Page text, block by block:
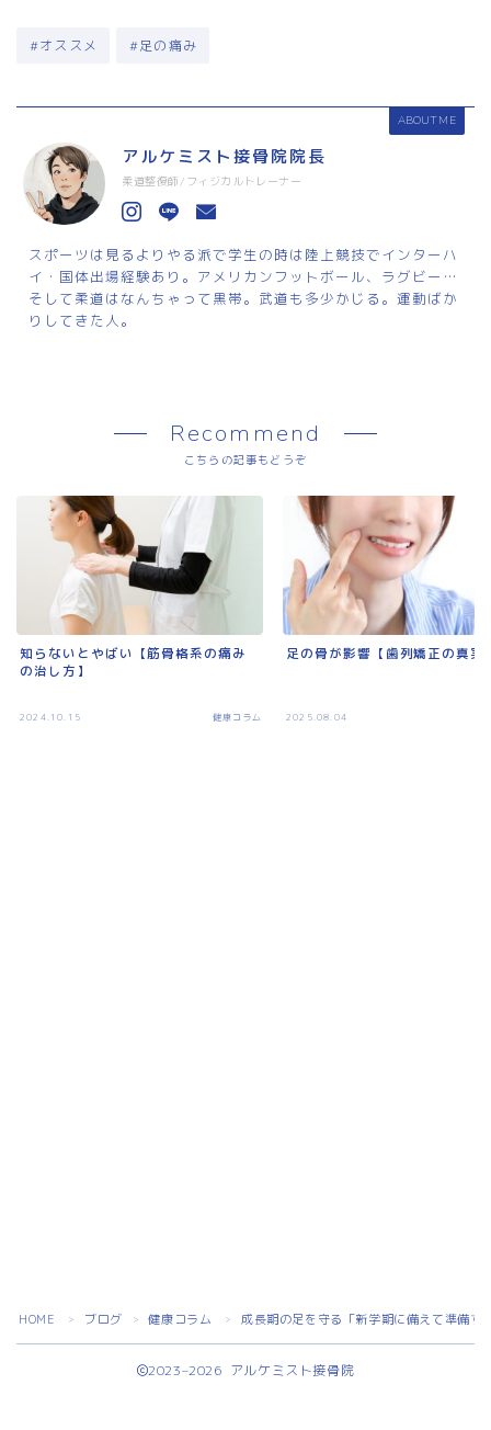
#オススメ #足の痛み
ABOUT ME
アルケミスト接骨院院長
柔道整復師/フィジカルトレーナー
スポーツは見るよりやる派で学生の時は陸上競技でインターハ
イ・国体出場経験あり。アメリカンフットボール、ラグビー…
そして柔道はなんちゃって黒帯。武道も多少かじる。運動ばか
りしてきた人。
Recommend
こちらの記事もどうぞ
知らないとやばい【筋骨格系の痛み
の治し方】
2024.10.15 健康コラム
足の骨が影響【歯列矯正の真実
2025.08.04
HOME ＞ ブログ ＞ 健康コラム ＞ 成長期の足を守る「新学期に備えて準備す
2023–2026 アルケミスト接骨院